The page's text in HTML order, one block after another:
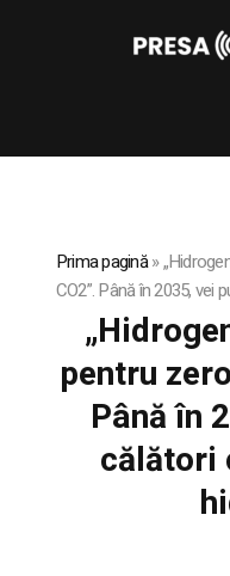
Prima pagină»
CO2”. Până în 2035, vei
pentru
Până în
călători